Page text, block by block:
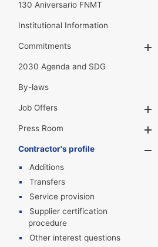
130 Aniversario FNMT
Institutional Information
Commitments
2030 Agenda and SDG
By-laws
Job Offers
Press Room
Contractor's profile
Additions
Transfers
Service provision
Supplier certification
procedure
Other interest questions